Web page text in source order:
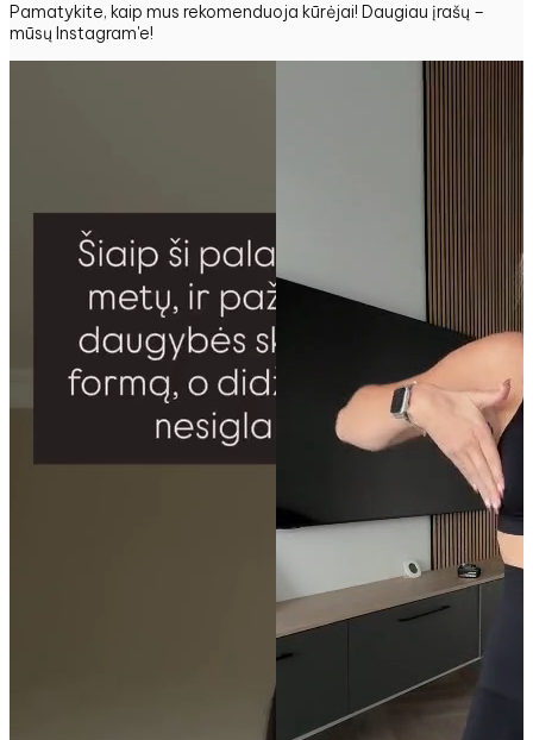
Pamatykite, kaip mus rekomenduoja kūrėjai! Daugiau įrašų –
mūsų Instagram'e!